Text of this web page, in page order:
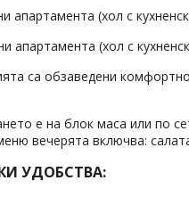
апартамента (хол с
апартамента (хол с
са обзаведени
е на блок маса или по
вечерята включва:
УДОБСТВА: